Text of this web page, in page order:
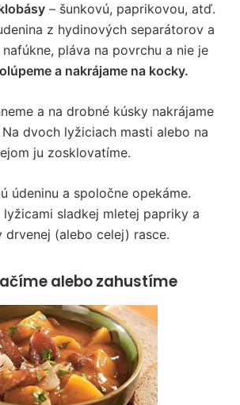
– šunkovú, paprikovou, atď.
z hydinových separátorov a
pláva na povrchu a nie je
a nakrájame na kocky.
a na drobné kúsky nakrájame
Na dvoch lyžiciach masti alebo na
ju zosklovatíme.
údeninu a spoločne opekáme.
lyžicami sladkej mletej papriky a
(alebo celej) rasce.
alebo zahustíme